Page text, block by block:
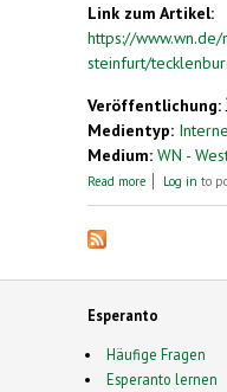
Link zum Artikel:
https://
steinfurt/
Veröffentlichung:
Medientyp:
Medium: WN -
Read more about
Log in to
Esperanto
Häufige Fragen
Esperanto lernen